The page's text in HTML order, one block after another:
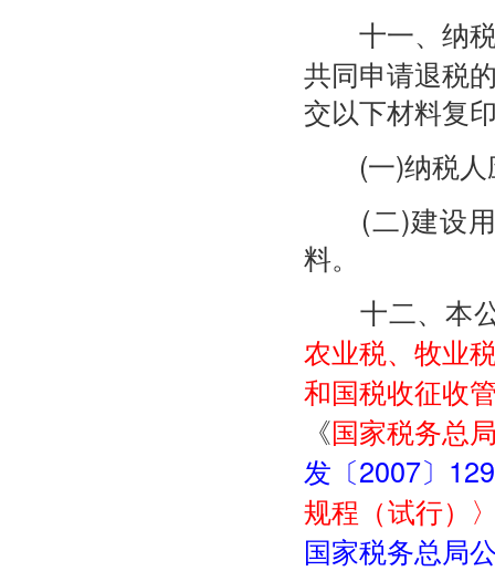
十一、纳税
共同申请退税
交以下材料复
(一)纳税人
(二)建设用
料。
十二、本公
农业税、牧业
和国税收征收
《国家税务总
发〔2007〕
规程（试行）
国家税务总局